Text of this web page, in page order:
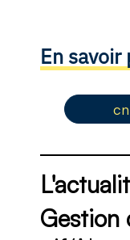
En savoir
Gestion